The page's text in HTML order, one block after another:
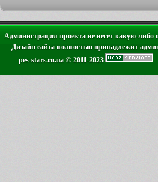
Администрация проекта не несет какую-либо
Дизайн сайта полностью принадлежит
pes-stars.co.ua © 2011-2023